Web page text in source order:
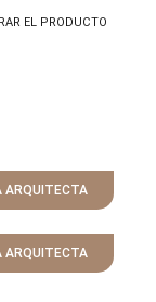
EL PRODUCTO
ARQUITECTA
ARQUITECTA